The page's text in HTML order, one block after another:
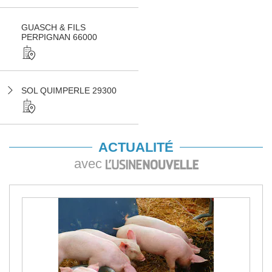
GUASCH & FILS
PERPIGNAN 66000
SOL QUIMPERLE 29300
ACTUALITÉ
avec